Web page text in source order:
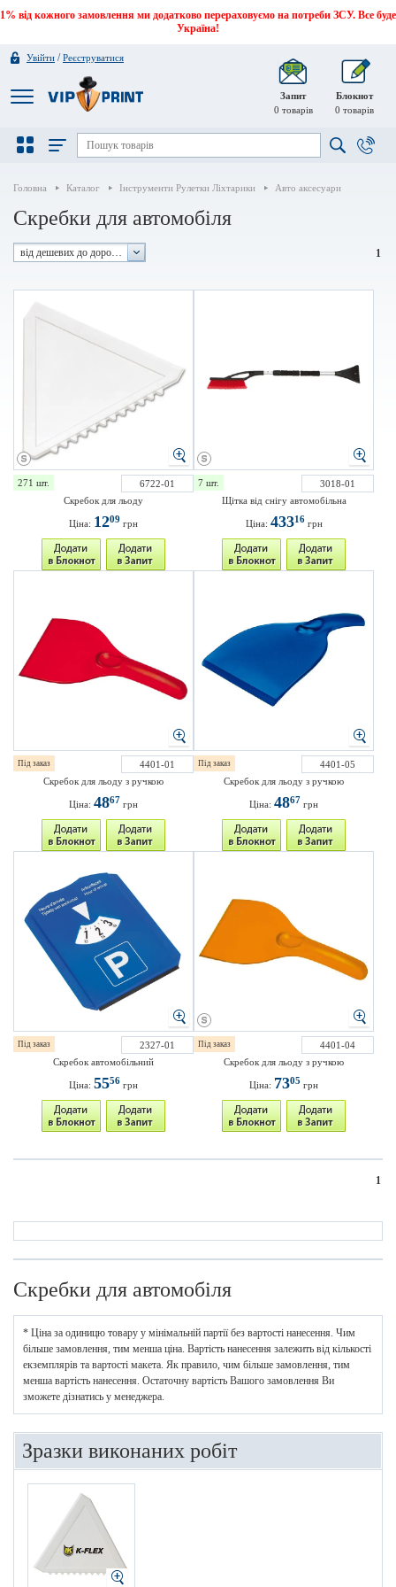
1% від кожного замовлення ми додатково перераховуємо на потреби ЗСУ. Все буде
Україна!
Увійти /Реєструватися
Запит
0 товарів
Блокнот
0 товарів
Головна Каталог Інструменти Рулетки Ліхтарики Авто аксесуари
Скребки для автомобіля
від дешевих до дорогих 1
271 шт.
6722-01
Скребок для льоду
Ціна: 1209 грн
7 шт.
3018-01
Щітка від снігу автомобільна
Ціна: 43316грн
Під заказ
4401-01
Скребок для льоду з ручкою
Ціна: 4867 грн
Під заказ
4401-05
Скребок для льоду з ручкою
Ціна: 4867 грн
Під заказ
2327-01
Скребок автомобільний
Ціна: 5556 грн
Під заказ
4401-04
Скребок для льоду з ручкою
Ціна: 7305 грн
1
Скребки для автомобіля
* Ціна за одиницю товару у мінімальній партії без вартості нанесення. Чим
більше замовлення, тим менша ціна. Вартість нанесення залежить від кількості
екземплярів та вартості макета. Як правило, чим більше замовлення, тим
менша вартість нанесення. Остаточну вартість Вашого замовлення Ви
зможете дізнатись у менеджера.
Зразки виконаних робіт